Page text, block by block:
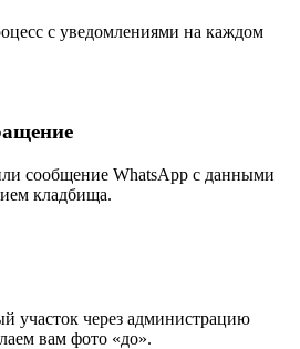
с уведомлениями на каждом
сообщение WhatsApp с данными
кладбища.
участок через администрацию
вам фото «до».